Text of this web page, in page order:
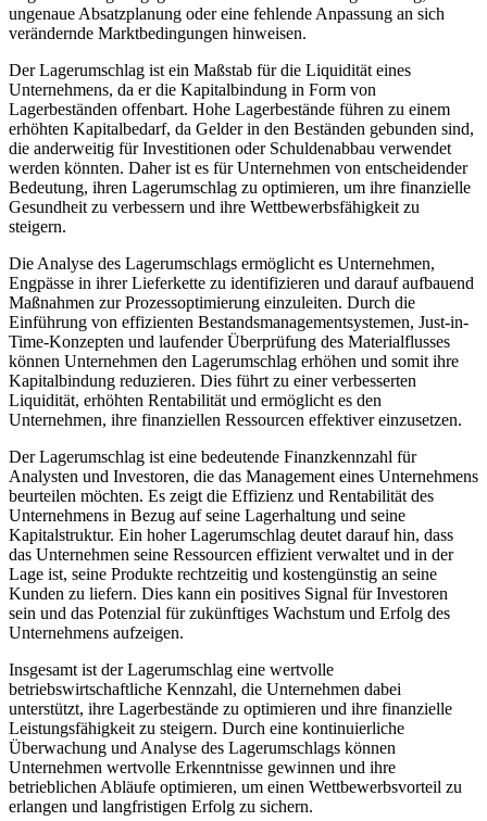
ungenaue Absatzplanung oder eine fehlende Anpassung an sich
verändernde Marktbedingungen hinweisen.
Der Lagerumschlag ist ein Maßstab für die Liquidität eines
Unternehmens, da er die Kapitalbindung in Form von
Lagerbeständen offenbart. Hohe Lagerbestände führen zu einem
erhöhten Kapitalbedarf, da Gelder in den Beständen gebunden sind,
die anderweitig für Investitionen oder Schuldenabbau verwendet
werden könnten. Daher ist es für Unternehmen von entscheidender
Bedeutung, ihren Lagerumschlag zu optimieren, um ihre finanzielle
Gesundheit zu verbessern und ihre Wettbewerbsfähigkeit zu
steigern.
Die Analyse des Lagerumschlags ermöglicht es Unternehmen,
Engpässe in ihrer Lieferkette zu identifizieren und darauf aufbauend
Maßnahmen zur Prozessoptimierung einzuleiten. Durch die
Einführung von effizienten Bestandsmanagementsystemen, Just-in-
Time-Konzepten und laufender Überprüfung des Materialflusses
können Unternehmen den Lagerumschlag erhöhen und somit ihre
Kapitalbindung reduzieren. Dies führt zu einer verbesserten
Liquidität, erhöhten Rentabilität und ermöglicht es den
Unternehmen, ihre finanziellen Ressourcen effektiver einzusetzen.
Der Lagerumschlag ist eine bedeutende Finanzkennzahl für
Analysten und Investoren, die das Management eines Unternehmens
beurteilen möchten. Es zeigt die Effizienz und Rentabilität des
Unternehmens in Bezug auf seine Lagerhaltung und seine
Kapitalstruktur. Ein hoher Lagerumschlag deutet darauf hin, dass
das Unternehmen seine Ressourcen effizient verwaltet und in der
Lage ist, seine Produkte rechtzeitig und kostengünstig an seine
Kunden zu liefern. Dies kann ein positives Signal für Investoren
sein und das Potenzial für zukünftiges Wachstum und Erfolg des
Unternehmens aufzeigen.
Insgesamt ist der Lagerumschlag eine wertvolle
betriebswirtschaftliche Kennzahl, die Unternehmen dabei
unterstützt, ihre Lagerbestände zu optimieren und ihre finanzielle
Leistungsfähigkeit zu steigern. Durch eine kontinuierliche
Überwachung und Analyse des Lagerumschlags können
Unternehmen wertvolle Erkenntnisse gewinnen und ihre
betrieblichen Abläufe optimieren, um einen Wettbewerbsvorteil zu
erlangen und langfristigen Erfolg zu sichern.